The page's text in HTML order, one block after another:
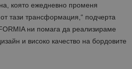
която ежедневно променя
тази трансформация,“ подчерта
ни помага да реализираме
и високо качество на бордовите